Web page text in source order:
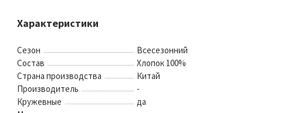
Характеристики
Сезон
Всесезонний
Состав
Хлопок 100%
Страна производства
Китай
Производитель
-
Кружевные
да